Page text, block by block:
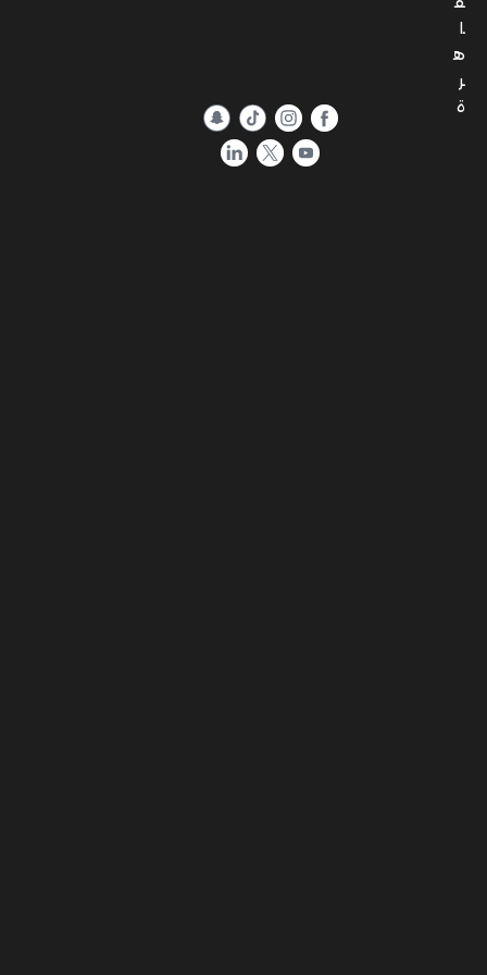
ا
ه
ر
ة